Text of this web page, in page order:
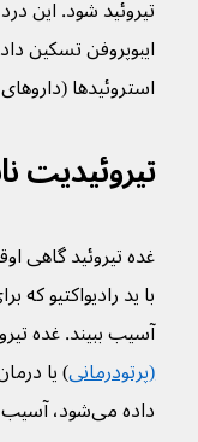
ایبوپروفن تسکین
استروئیدها
تیروئیدیت
غده تیروئید گاهی اوقات
آسیب ببیند. غده
(پرتودرمانی) یا
داده می‌شود، آسیب ببیند.